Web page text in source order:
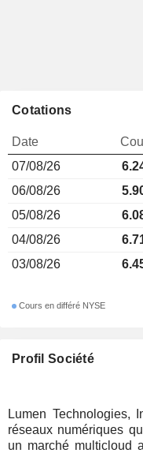
Profil Société
Lumen Technologies,
réseaux numériques
un marché multicloud
Cotations
Date
07/08/26
06/08/26
05/08/26
04/08/26
03/08/26
Cours en différé NYSE